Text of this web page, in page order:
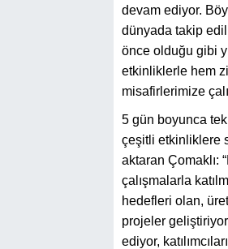
devam ediyor.
dünyada takip
önce olduğu gibi
etkinliklerle hem
misafirlerimize
5 gün boyunca
çeşitli etkinliklere
aktaran Çomaklı:
çalışmalarla
hedefleri olan,
projeler
ediyor,